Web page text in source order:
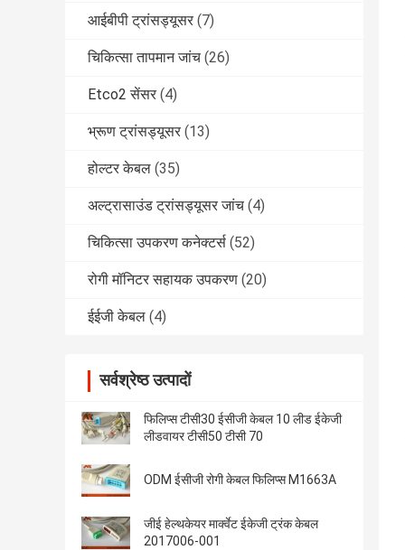
आईबीपी ट्रांसड्यूसर (7)
चिकित्सा तापमान जांच (26)
Etco2 सेंसर (4)
भ्रूण ट्रांसड्यूसर (13)
होल्टर केबल (35)
अल्ट्रासाउंड ट्रांसड्यूसर जांच (4)
चिकित्सा उपकरण कनेक्टर्स (52)
रोगी मॉनिटर सहायक उपकरण (20)
ईईजी केबल (4)
सर्वश्रेष्ठ उत्पादों
फिलिप्स टीसी30 ईसीजी केबल 10 लीड ईकेजी
लीडवायर टीसी50 टीसी 70
ODM ईसीजी रोगी केबल फिलिप्स M1663A
जीई हेल्थकेयर मार्क्वेट ईकेजी ट्रंक केबल
2017006-001